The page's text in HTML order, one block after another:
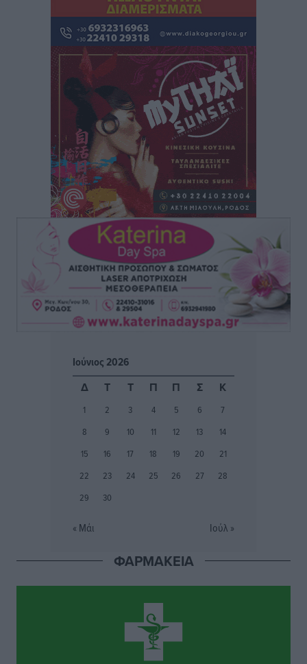
Σύμφωνο της Λέρου
Τοπικές Ειδήσεις• πριν 3 ώρες
Συναυλία με τον Γιάννη Κότσιρα στις 21 Αυγούστου
Πολιτιστικά•
Έκτακτη συνεδρίαση της Δημοτικής Επιτροπής Ρόδου
αύριο Παρασκευή 7 Αυγούστου
Τοπικές Ειδήσεις• πριν 4 ώρες
ΑΕΡΑ: Δεν σταματάει να ενισχύεται, νέο απόκτημα ο
Μητρόπουλος
Αθλητικά• πριν 4 ώρες
Κλεάνθης: Δουλειές μετά ευχαριστιών στο γήπεδο,
ατομικό για δύο
Αθλητικά πριν 4 ώρες
Φοίβος: Εν αναμονή του Νίκου Λαζίδη
πριν 4 ώρες
Εθνικός Αρχίπολης: Μεγάλο βήμα προόδου η ίδρυση
Ιππότες: Με το βλέμμα στραμμένο στο μέλλον
Ολοκλήρωση του έργου αναβάθμισης των
Ιούνιος 2026
Δ
Τ Τ Π Π Σ Κ
1 2 3 4 5 6
7
8
9 10 11 12 13
14
15
16 17 18 19 20
21
22
23 24 25 26 27
28
29
30
« Μάι Ιούλ »
ΦΑΡΜΑΚΕΙΑ